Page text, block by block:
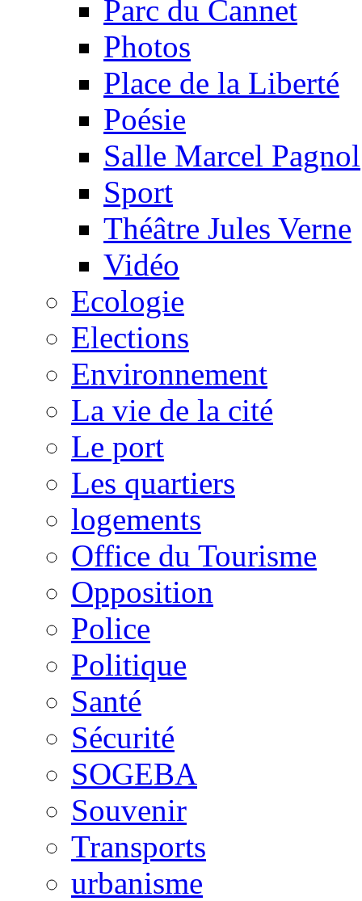
Parc du Cannet
Photos
Place de la Liberté
Poésie
Salle Marcel Pagnol
Sport
Théâtre Jules Verne
Vidéo
Ecologie
Elections
Environnement
La vie de la cité
Le port
Les quartiers
logements
Office du Tourisme
Opposition
Police
Politique
Santé
Sécurité
SOGEBA
Souvenir
Transports
urbanisme